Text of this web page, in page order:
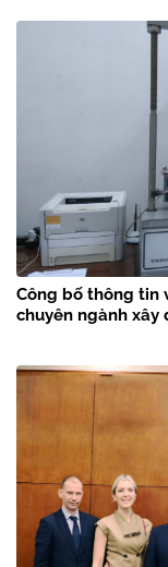
Công bố thông tin
chuyên ngành xây